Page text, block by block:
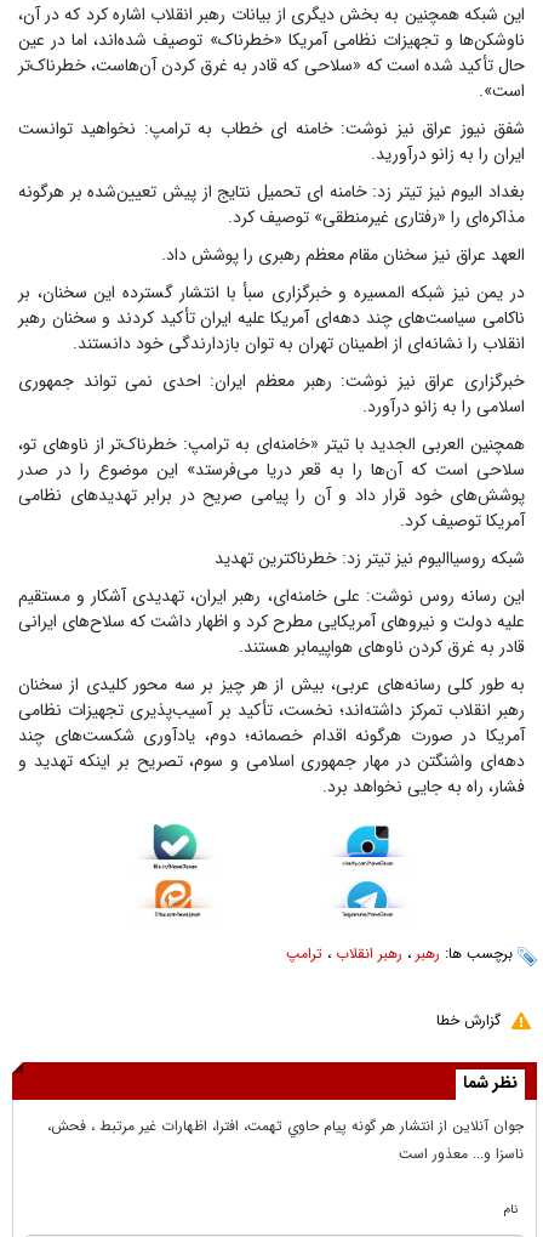
این شبکه همچنین به بخش دیگری از بیانات رهبر انقلاب اشاره کرد که در آن،
ناوشکن‌ها و تجهیزات نظامی آمریکا «خطرناک» توصیف شده‌اند، اما در عین
حال تأکید شده است که «سلاحی که قادر به غرق کردن آن‌هاست، خطرناک‌تر
است».
شفق نیوز عراق نیز نوشت: خامنه ای خطاب به ترامپ: نخواهید توانست
ایران را به زانو درآورید.
بغداد الیوم نیز تیتر زد: خامنه ای تحمیل نتایج از پیش تعیین‌شده بر هرگونه
مذاکره‌ای را «رفتاری غیرمنطقی» توصیف کرد.
العهد عراق نیز سخنان مقام معظم رهبری را پوشش داد.
در یمن نیز شبکه المسیره و خبرگزاری سبأ با انتشار گسترده این سخنان، بر
ناکامی سیاست‌های چند دهه‌ای آمریکا علیه ایران تأکید کردند و سخنان رهبر
انقلاب را نشانه‌ای از اطمینان تهران به توان بازدارندگی خود دانستند.
خبرگزاری عراق نیز نوشت: رهبر معظم ایران: احدی نمی تواند جمهوری
اسلامی را به زانو درآورد.
همچنین العربی الجدید با تیتر «خامنه‌ای به ترامپ: خطرناک‌تر از ناوهای تو،
سلاحی است که آن‌ها را به قعر دریا می‌فرستد» این موضوع را در صدر
پوشش‌های خود قرار داد و آن را پیامی صریح در برابر تهدیدهای نظامی
آمریکا توصیف کرد.
شبکه روسیاالیوم نیز تیتر زد: خطرناکترین تهدید
این رسانه روس نوشت: علی خامنه‌ای، رهبر ایران، تهدیدی آشکار و مستقیم
علیه دولت و نیروهای آمریکایی مطرح کرد و اظهار داشت که سلاح‌های ایرانی
قادر به غرق کردن ناوهای هواپیمابر هستند.
به طور کلی رسانه‌های عربی، بیش از هر چیز بر سه محور کلیدی از سخنان
رهبر انقلاب تمرکز داشته‌اند؛ نخست، تأکید بر آسیب‌پذیری تجهیزات نظامی
آمریکا در صورت هرگونه اقدام خصمانه؛ دوم، یادآوری شکست‌های چند
دهه‌ای واشنگتن در مهار جمهوری اسلامی و سوم، تصریح بر اینکه تهدید و
فشار، راه به جایی نخواهد برد.
برچسب ها: رهبر ، رهبر انقلاب ، ترامپ
گزارش خطا
نظر شما
جوان آنلاين از انتشار هر گونه پيام حاوي تهمت، افترا، اظهارات غير مرتبط ، فحش،
ناسزا و... معذور است
نام